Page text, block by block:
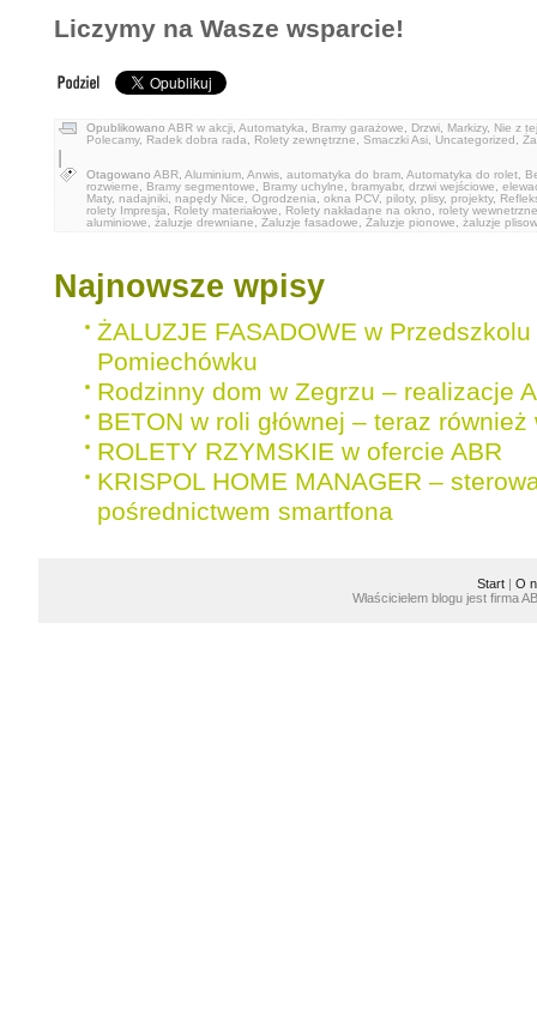
Liczymy na Wasze wsparcie!
Opublikowano ABR w akcji, Automatyka Bramy garażowe Drzwi, Markizy, Nie z
Polecamy, Radek dobra rada Rolety zewnętrzne Smaczki Asi, Uncategorized
|
Otagowano ABR, Aluminium, Anwis, automatyka do bram, Automatyka do rolet,
rozwierne
Bramy segmentowe Bramy uchylne bramyabr, drzwi wejściowe
Maty, nadajniki, napędy Nice Ogrodzenia okna PCV, piloty, plisy, projekty,
rolety Impresja
Rolety materiałowe Rolety nakładane na okno
rolety wewnetrzne
aluminiowe
żaluzje drewniane Żaluzje fasadowe Żaluzje pionowe żaluzje
Najnowsze wpisy
ŻALUZJE FASADOWE w Przedszkolu
Pomiechówku
Rodzinny dom w Zegrzu – realizacje
BETON w roli głównej – teraz
ROLETY RZYMSKIE w ofercie ABR
KRISPOL HOME MANAGER –
pośrednictwem smartfona
Start | O
Właścicielem blogu jest firma